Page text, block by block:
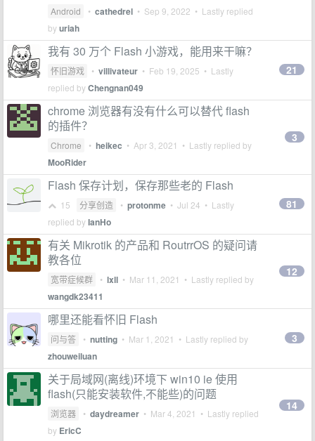
Android • cathedrel • Sep 9, 2022 • Lastly replied
byuriah
我有 30 万个 Flash 小游戏，能用来干嘛？
怀旧游戏 • villivateur • Feb 19, 2025 • Lastly
replied byChengnan049
21
chrome 浏览器有没有什么可以替代 flash
的插件？
Chrome • heikec • Apr 3, 2021 • Lastly replied by
MooRider
3
Flash 保存计划，保存那些老的 Flash
15 分享创造 • protonme • Jul 24 • Lastly
replied byIanHo
81
有关 Mikrotik 的产品和 RoutrrOS 的疑问请
教各位
宽带症候群 • lxll • Mar 11, 2021 • Lastly replied by
wangdk23411
12
哪里还能看怀旧 Flash
问与答 • nutting • Mar 1, 2021 • Lastly replied by
zhouweiluan
3
关于局域网(离线)环境下 win10 ie 使用
flash(只能安装软件,不能些)的问题
浏览器 • daydreamer • Mar 4, 2021 • Lastly replied
by EricC
14